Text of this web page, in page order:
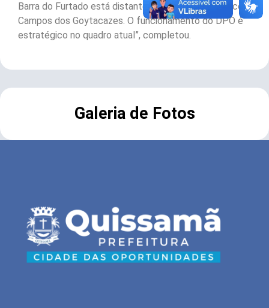
Barra do Furtado está distante da sede e no limite com
Campos dos Goytacazes. O funcionamento do DPO é
estratégico no quadro atual”, completou.
Galeria de Fotos